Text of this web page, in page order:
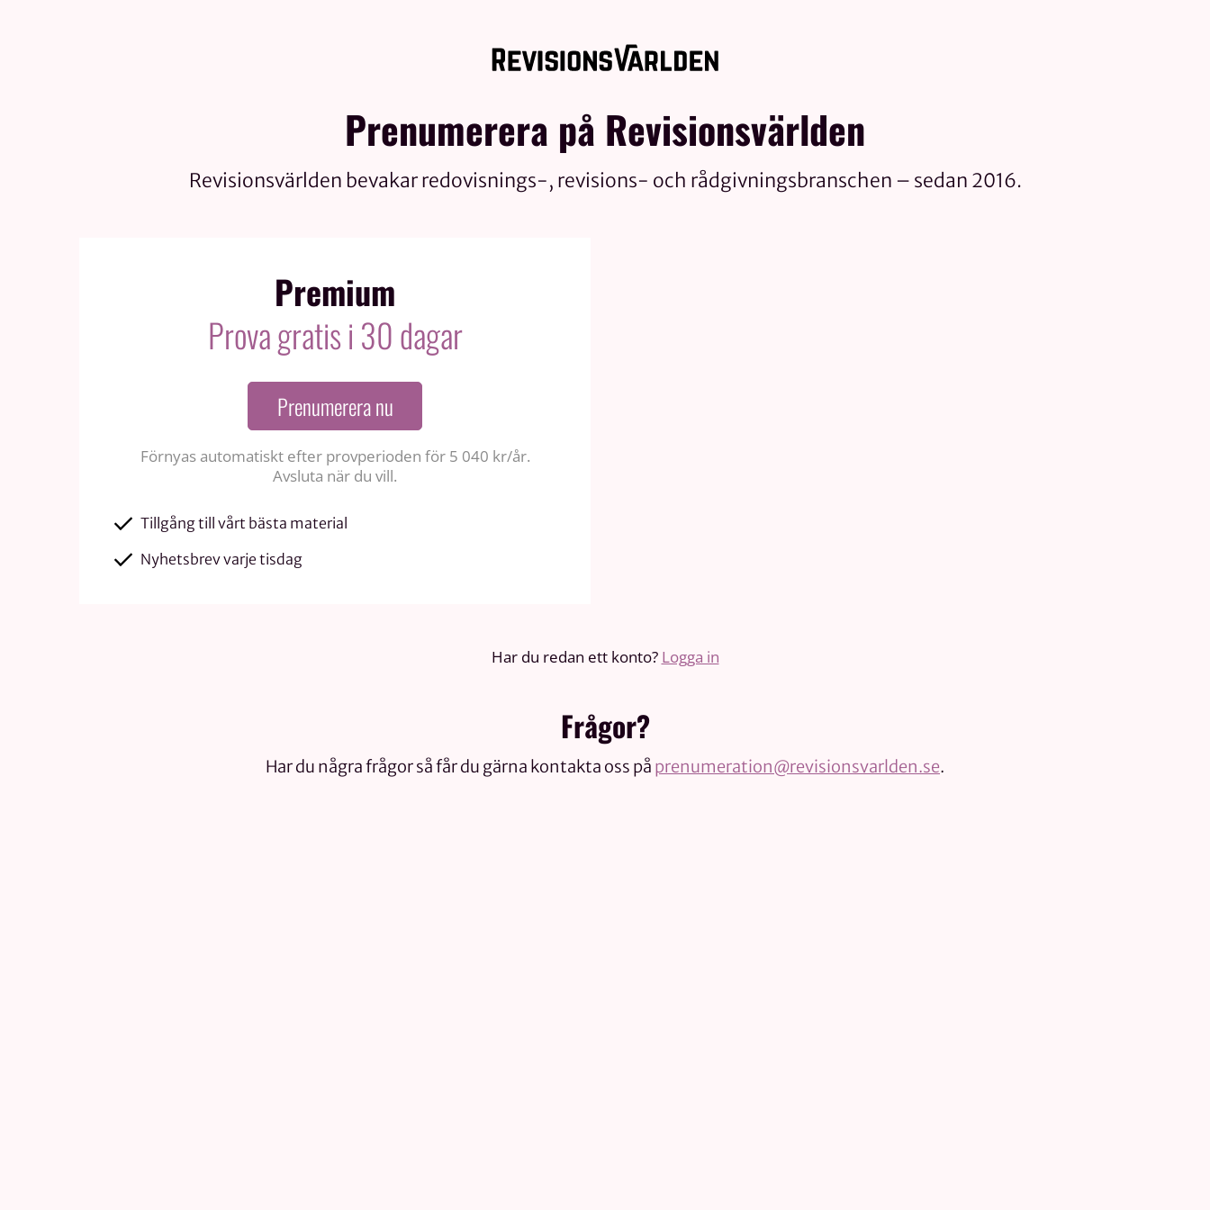
Prenumerera på Revisionsvärlden
Revisionsvärlden bevakar redovisnings-, revisions- och rådgivningsbranschen – sedan 2016.
Premium
Prova gratis i 30 dagar
Prenumerera nu
Förnyas automatiskt efter provperioden för 5 040 kr/år.
Avsluta när du vill.
Tillgång till vårt bästa material
Nyhetsbrev varje tisdag
Har du redan ett konto? Logga in
Frågor?
Har du några frågor så får du gärna kontakta oss på prenumeration@revisionsvarlden.se.